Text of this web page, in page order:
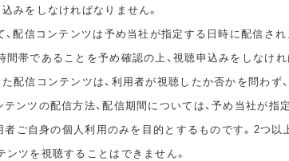
みをしなければなりません。
配信コンテンツは予め当社が指定する日時に配信され
間帯であることを予め確認の上、視聴申込みをしなけ
配信コンテンツは、利用者が視聴したか否かを問わず
ンツの配信方法、配信期間については、予め当社が指
者ご自身の個人利用のみを目的とするものです。2つ以
ツを視聴することはできません。